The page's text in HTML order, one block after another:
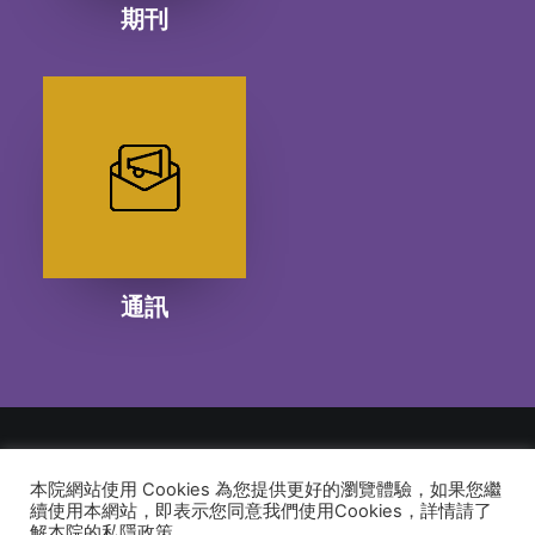
期刊
通訊
© 2026 建道神學院Alliance Bible Seminary. All rights reserved
本院網站使用 Cookies 為您提供更好的瀏覽體驗，如果您繼
續使用本網站，即表示您同意我們使用Cookies，詳情請了